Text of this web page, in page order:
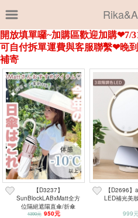
上架時間 銷售件數 銷售價格
樣式尺寸篩選
全部樣式 15黑 20米白
12灰
74深藍 萬用包
貝殼包
全部尺寸 003白 011素灰
072粉
103豹紋 143豹紋
大耳狗x小八貓
【D3237】
SunBlockLABxMatt全方
位隔絕遮陽直傘/折傘
1390元 950元
【D2696
LED補光美
999